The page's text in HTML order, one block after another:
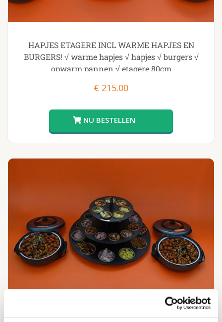
HAPJES ETAGERE INCL WARME HAPJES EN
BURGERS! √ warme hapjes √ hapjes √ burgers √
opwarm pannen √ etagere 80cm
€ 215.00
HAPJES ETAGERE INCL WARME HAPJES INCL